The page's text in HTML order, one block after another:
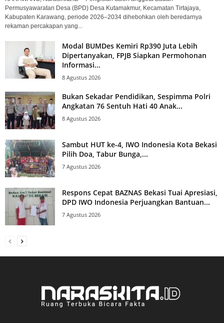
Permusyawaratan Desa (BPD) Desa Kutamakmur, Kecamatan Tirtajaya,
Kabupaten Karawang, periode 2026–2034 dihebohkan oleh beredarnya
rekaman percakapan yang...
Modal BUMDes Kemiri Rp390 Juta Lebih
Dipertanyakan, FPJB Siapkan Permohonan
Informasi...
8 Agustus 2026
Bukan Sekadar Pendidikan, Sespimma Polri
Angkatan 76 Sentuh Hati 40 Anak...
8 Agustus 2026
Sambut HUT ke-4, IWO Indonesia Kota Bekasi
Pilih Doa, Tabur Bunga,...
7 Agustus 2026
Respons Cepat BAZNAS Bekasi Tuai Apresiasi,
DPD IWO Indonesia Perjuangkan Bantuan...
7 Agustus 2026